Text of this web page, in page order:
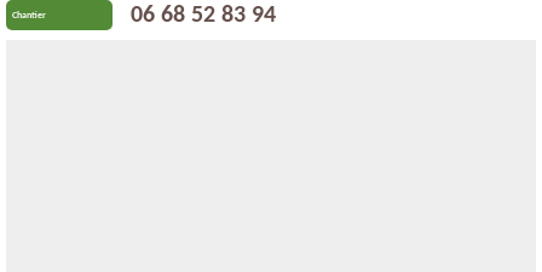
Chantier 06 68 52 83 94